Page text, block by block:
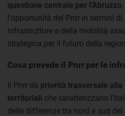
questione centrale per l'Abruzzo
l'opportunità del Pnrr in termini
infrastrutture e della mobilità
strategica per il futuro della
Cosa prevede il Pnrr per le
Il Pnrr dà priorità trasversale
territoriali che caratterizzano
delle differenze tra nord e sud del